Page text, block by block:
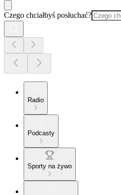
Czego chciałbyś posłuchać?
Radio
Podcasty
Sporty na żywo